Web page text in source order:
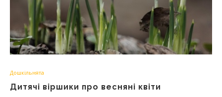
Дошкільнята
Дитячі віршики про весняні квіти